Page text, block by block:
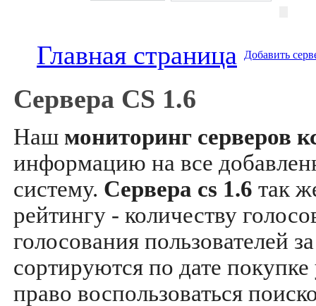
Главная страница Добавить
Сервера CS 1.6
Наш мониторинг серверов
информацию на все
систему. Сервера cs 1.6 так
рейтингу - количеству
голосования пользователей
сортируются по дате
право воспользоваться